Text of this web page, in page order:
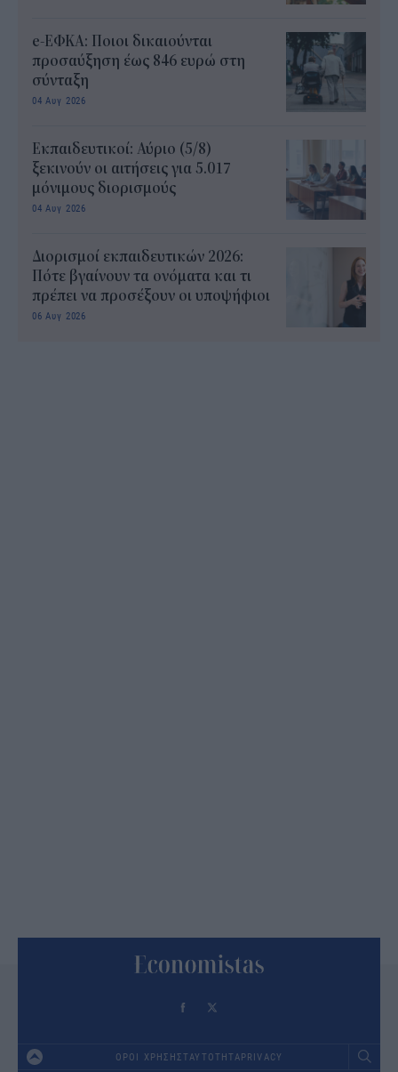
e-ΕΦΚΑ: Ποιοι δικαιούνται
προσαύξηση έως 846 ευρώ στη
σύνταξη
04 Αυγ 2026
Εκπαιδευτικοί: Αύριο (5/8)
ξεκινούν οι αιτήσεις για 5.017
μόνιμους διορισμούς
04 Αυγ 2026
Διορισμοί εκπαιδευτικών 2026:
Πότε βγαίνουν τα ονόματα και τι
πρέπει να προσέξουν οι υποψήφιοι
06 Αυγ 2026
ΟΡΟΙ ΧΡΗΣΗΣΤΑΥΤΟΤΗΤΑPRIVACY